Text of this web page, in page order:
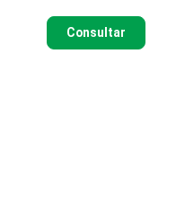
Consultar